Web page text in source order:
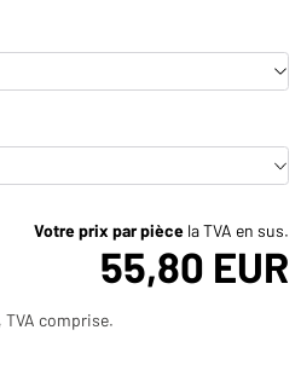
Votre prix par pièce la TVA en sus.
55,80 EUR
TVA comprise.